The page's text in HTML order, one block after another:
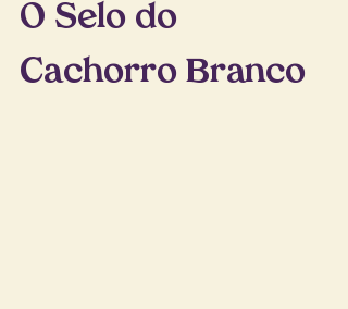
O Selo do
Cachorro Branco